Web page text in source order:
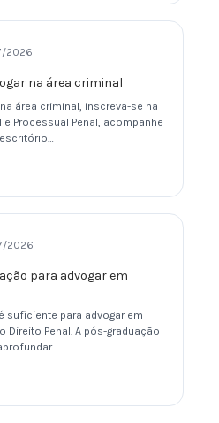
2026
na área criminal
área criminal, inscreva-se na
e Processual Penal, acompanhe
2026
para advogar em
suficiente para advogar em
Direito Penal. A pós-graduação